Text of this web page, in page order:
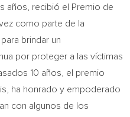
años, recibió el Premio de
como parte de la
brindar un
por proteger a las víctimas
10 años, el premio
ha honrado y empoderado
con algunos de los